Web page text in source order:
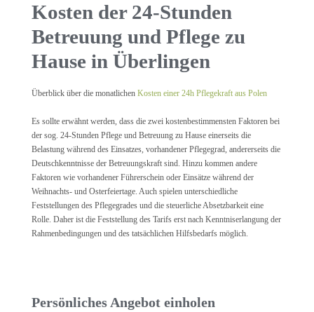
Kosten der 24-Stunden
Betreuung und Pflege zu
Hause in Überlingen
Überblick über die monatlichen Kosten einer 24h Pflegekraft aus Polen
Es sollte erwähnt werden, dass die zwei kostenbestimmensten Faktoren bei
der sog. 24-Stunden Pflege und Betreuung zu Hause einerseits die
Belastung während des Einsatzes, vorhandener Pflegegrad, andererseits die
Deutschkenntnisse der Betreuungskraft sind. Hinzu kommen andere
Faktoren wie vorhandener Führerschein oder Einsätze während der
Weihnachts- und Osterfeiertage. Auch spielen unterschiedliche
Feststellungen des Pflegegrades und die steuerliche Absetzbarkeit eine
Rolle. Daher ist die Feststellung des Tarifs erst nach Kenntniserlangung der
Rahmenbedingungen und des tatsächlichen Hilfsbedarfs möglich.
Persönliches Angebot einholen